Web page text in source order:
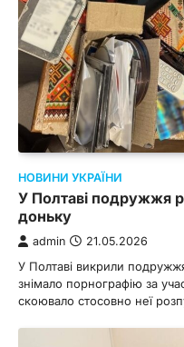
НОВИНИ УКРАЇНИ
У Полтаві подружжя
доньку
admin 21.05.2026
У Полтаві викрили
знімало порнографію за
скоювало стосовно неї